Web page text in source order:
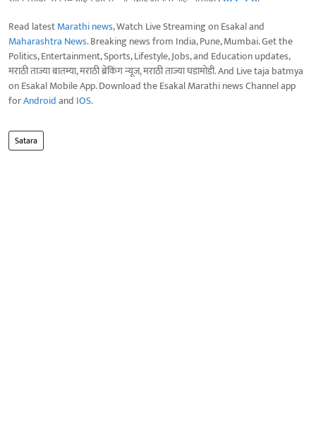
Read latestMarathi news, Watch Live Streaming on Esakal and
Maharashtra News. Breaking news from India, Pune, Mumbai. Get the
Politics, Entertainment, Sports, Lifestyle, Jobs, and Education updates,
मराठी ताज्या बातम्या, मराठी ब्रेकिंग न्यूज, मराठी ताज्या घडामोडी. And Live taja batmya
on Esakal Mobile App. Download the Esakal Marathi news Channel app
forAndroidand IOS.
Satara